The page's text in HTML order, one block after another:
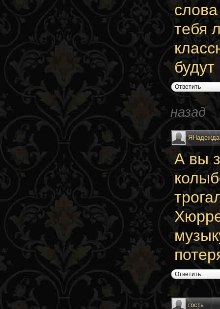
тебя
Ответить
назад
ЯНадежда
А вы
Ответить
гость